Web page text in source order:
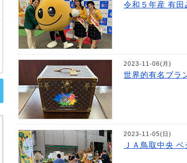
令和５年産 有田
2023-11-06(月)
世界的有名ブラ
2023-11-05(日)
ＪＡ鳥取中央